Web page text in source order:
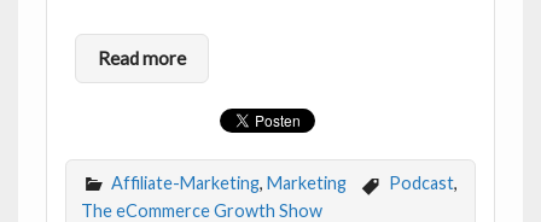
Read more
Affiliate-Marketing, Marketing Podcast,
The eCommerce Growth Show